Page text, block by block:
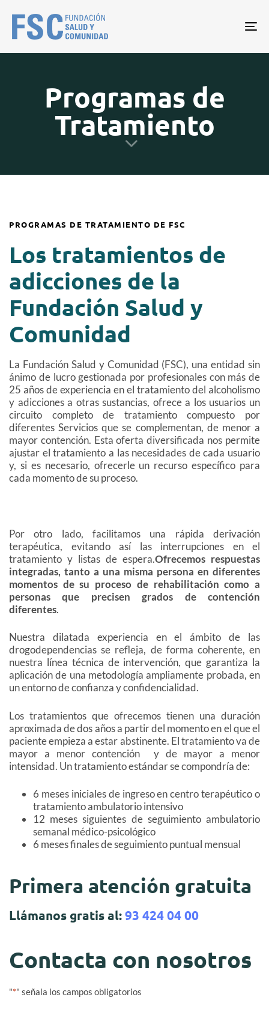
Programas de
Tratamiento
PROGRAMAS DE TRATAMIENTO DE FSC
Los tratamientos de
adicciones de la
Fundación Salud y
Comunidad
La Fundación Salud y Comunidad (FSC), una entidad sin
ánimo de lucro gestionada por profesionales con más de
25 años de experiencia en el tratamiento del alcoholismo
y adicciones a otras sustancias, ofrece a los usuarios un
circuito completo de tratamiento compuesto por
diferentes Servicios que se complementan, de menor a
mayor contención. Esta oferta diversificada nos permite
ajustar el tratamiento a las necesidades de cada usuario
y, si es necesario, ofrecerle un recurso específico para
cada momento de su proceso.
Por otro lado, facilitamos una rápida derivación
terapéutica, evitando así las interrupciones en el
tratamiento y listas de espera.Ofrecemos respuestas
integradas, tanto a una misma persona en diferentes
momentos de su proceso de rehabilitación como a
personas que precisen grados de contención
diferentes.
Nuestra dilatada experiencia en el ámbito de las
drogodependencias se refleja, de forma coherente, en
nuestra línea técnica de intervención, que garantiza la
aplicación de una metodología ampliamente probada, en
un entorno de confianza y confidencialidad.
Los tratamientos que ofrecemos tienen una duración
aproximada de dos años a partir del momento en el que el
paciente empieza a estar abstinente. El tratamiento va de
mayor a menor contención y de mayor a menor
intensidad. Un tratamiento estándar se compondría de:
6 meses iniciales de ingreso en centro terapéutico o
tratamiento ambulatorio intensivo
12 meses siguientes de seguimiento ambulatorio
semanal médico-psicológico
6 meses finales de seguimiento puntual mensual
Primera atención gratuita
Llámanos gratis al:93 424 04 00
Contacta con nosotros
"*" señala los campos obligatorios